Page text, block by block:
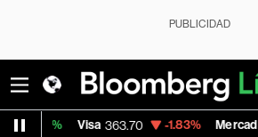
PUBLICIDAD
363.70 -1.83% MercadoLibre